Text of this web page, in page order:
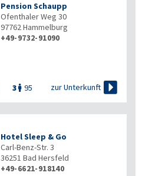
Pension Schaupp
Ofenthaler Weg 30
97762Hammelburg
+49-9732-91090
3  95 zur Unterkunft 
Hotel Sleep & Go
Carl-Benz-Str. 3
36251 Bad Hersfeld
+49-6621-918140